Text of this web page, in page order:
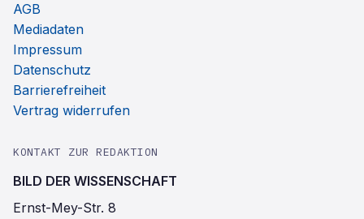
AGB
Mediadaten
Impressum
Datenschutz
Barrierefreiheit
Vertrag widerrufen
KONTAKT ZUR REDAKTION
BILD DER WISSENSCHAFT
Ernst-Mey-Str. 8